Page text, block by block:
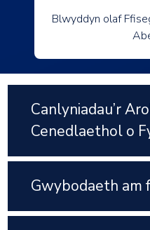
Blwyddyn olaf
Canlyniadau’r
Cenedlaethol o
Gwybodaeth am